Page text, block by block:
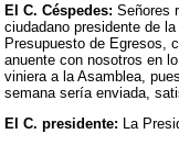
El C. Céspedes: Señores
ciudadano presidente de
Presupuesto de Egresos,
anuente con nosotros en
viniera a la Asamblea,
semana sería enviada,
El C. presidente: La